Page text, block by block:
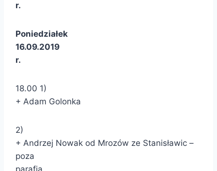
r.
Poniedziałek
16.09.2019
r.
18.00 1)
+ Adam Golonka
2)
+ Andrzej Nowak od Mrozów ze Stanisławic –
poza
parafią